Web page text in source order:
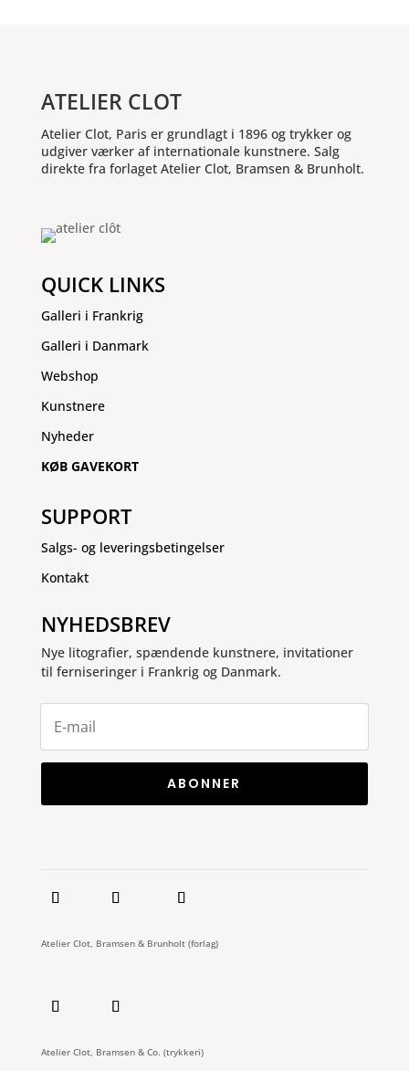
ATELIER CLOT
Atelier Clot, Paris er grundlagt i 1896 og trykker og
udgiver værker af internationale kunstnere. Salg
direkte fra forlaget Atelier Clot, Bramsen & Brunholt.
QUICK LINKS
Galleri i Frankrig
Galleri i Danmark
Webshop
Kunstnere
Nyheder
KØB GAVEKORT
SUPPORT
Salgs- og leveringsbetingelser
Kontakt
NYHEDSBREV
Nye litografier, spændende kunstnere, invitationer
til ferniseringer i Frankrig og Danmark.
ABONNER
Atelier Clot, Bramsen & Brunholt (forlag)
Atelier Clot, Bramsen & Co. (trykkeri)